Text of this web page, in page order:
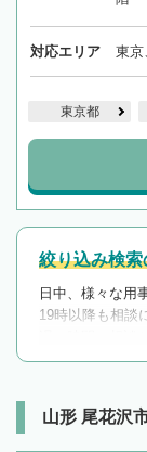
対応エリア 東京
東京都
絞り込み検
日中、様々な用
19時以降も相談
遅い時間の相談
んで検索してみ
山形 尾花沢